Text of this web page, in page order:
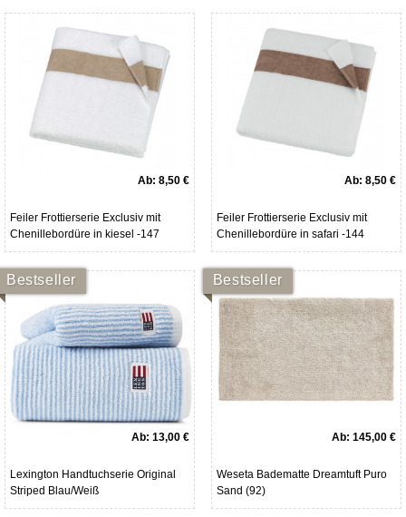
Ab: 8,50 €
Feiler Frottierserie Exclusiv mit
Chenillebordüre in kiesel -147
Ab: 8,50 €
Feiler Frottierserie Exclusiv mit
Chenillebordüre in safari -144
Bestseller
Ab: 13,00 €
Lexington Handtuchserie Original
Striped Blau/Weiß
Bestseller
Ab: 145,00 €
Weseta Badematte Dreamtuft Puro
Sand (92)